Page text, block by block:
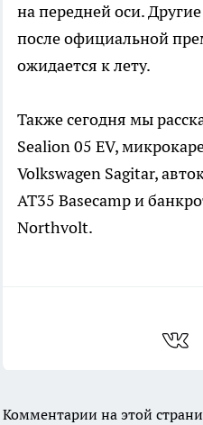
на передней оси.
после официальной
ожидается к лету.
Также сегодня мы
Sealion 05 EV,
Volkswagen Sagitar,
AT35 Basecamp и
Northvolt.
Комментарии на этой